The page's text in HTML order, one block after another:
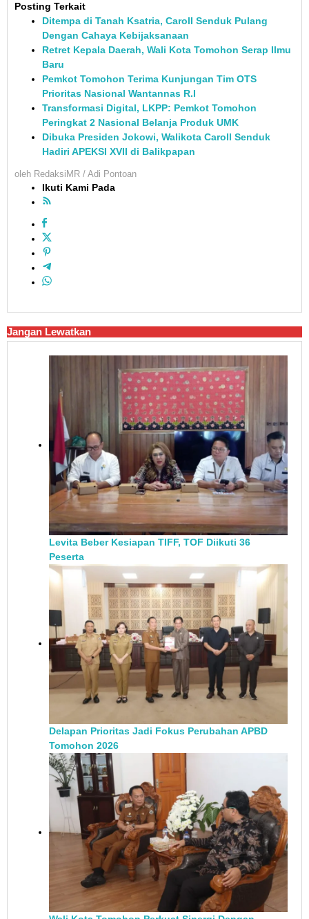
Posting Terkait
Ditempa di Tanah Ksatria, Caroll Senduk Pulang
Dengan Cahaya Kebijaksanaan
Retret Kepala Daerah, Wali Kota Tomohon Serap Ilmu
Baru
Pemkot Tomohon Terima Kunjungan Tim OTS
Prioritas Nasional Wantannas R.I
Transformasi Digital, LKPP: Pemkot Tomohon
Peringkat 2 Nasional Belanja Produk UMK
Dibuka Presiden Jokowi, Walikota Caroll Senduk
Hadiri APEKSI XVII di Balikpapan
oleh RedaksiMR / Adi Pontoan
Ikuti Kami Pada
Jangan Lewatkan
Levita Beber Kesiapan TIFF, TOF Diikuti 36
Peserta
Delapan Prioritas Jadi Fokus Perubahan APBD
Tomohon 2026